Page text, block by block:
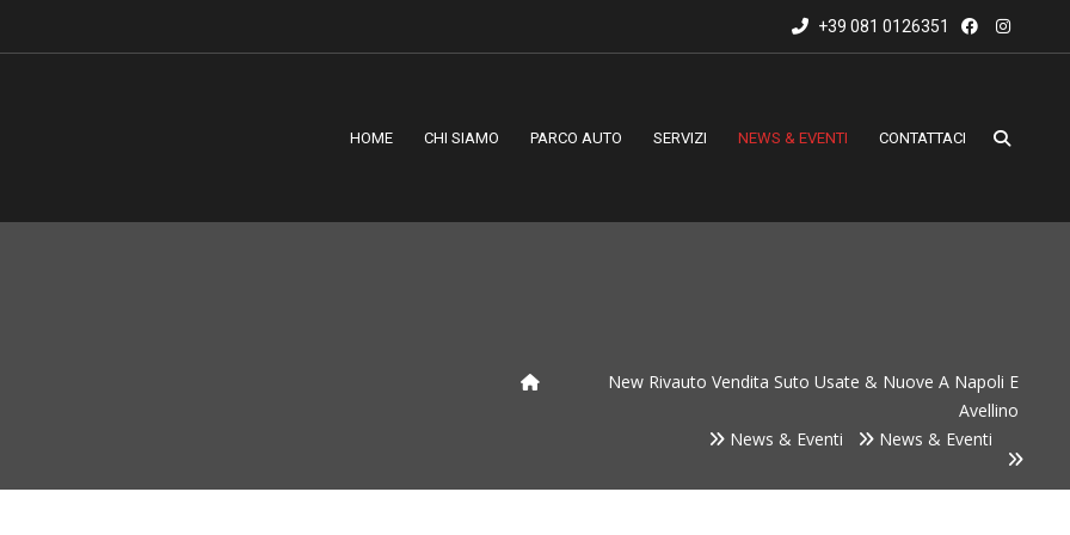
+39 081 0126351
HOME CHI SIAMO PARCO AUTO SERVIZI NEWS & EVENTI CONTATTACI
New Rivauto Vendita Suto Usate & Nuove A Napoli E
Avellino
News & Eventi
News & Eventi